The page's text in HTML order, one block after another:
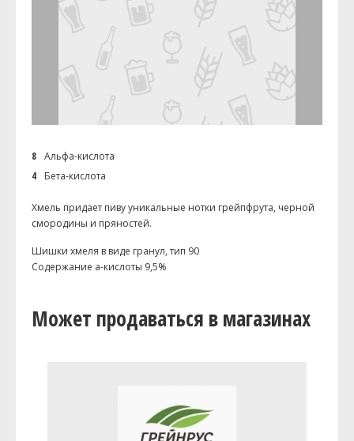
8 Альфа-кислота
4
Бета-кислота
Хмель придает пиву уникальные нотки грейпфрута, черной
смородины и пряностей.
Шишки хмеля в виде гранул, тип 90
Содержание а-кислоты 9,5%
Может продаваться в магазинах